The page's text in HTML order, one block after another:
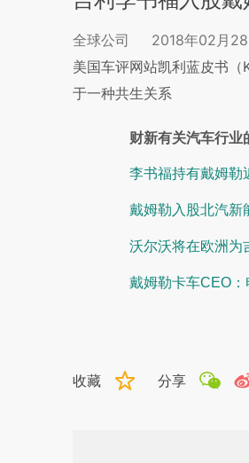
全球公司
2018年02月
美国车评网站凯利蓝皮书
于一种共生关系
财新有关汽车行业
李书福持有戴姆勒
戴姆勒入股北汽新
沃尔沃将在欧洲为
戴姆勒卡车CEO
收藏 分享